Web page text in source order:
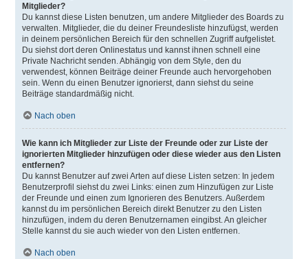
Mitglieder?
Du kannst diese Listen benutzen, um andere Mitglieder des Boards zu
verwalten. Mitglieder, die du deiner Freundesliste hinzufügst, werden
in deinem persönlichen Bereich für den schnellen Zugriff aufgelistet.
Du siehst dort deren Onlinestatus und kannst ihnen schnell eine
Private Nachricht senden. Abhängig von dem Style, den du
verwendest, können Beiträge deiner Freunde auch hervorgehoben
sein. Wenn du einen Benutzer ignorierst, dann siehst du seine
Beiträge standardmäßig nicht.
Nach oben
Wie kann ich Mitglieder zur Liste der Freunde oder zur Liste der
ignorierten Mitglieder hinzufügen oder diese wieder aus den Listen
entfernen?
Du kannst Benutzer auf zwei Arten auf diese Listen setzen: In jedem
Benutzerprofil siehst du zwei Links: einen zum Hinzufügen zur Liste
der Freunde und einen zum Ignorieren des Benutzers. Außerdem
kannst du im persönlichen Bereich direkt Benutzer zu den Listen
hinzufügen, indem du deren Benutzernamen eingibst. An gleicher
Stelle kannst du sie auch wieder von den Listen entfernen.
Nach oben